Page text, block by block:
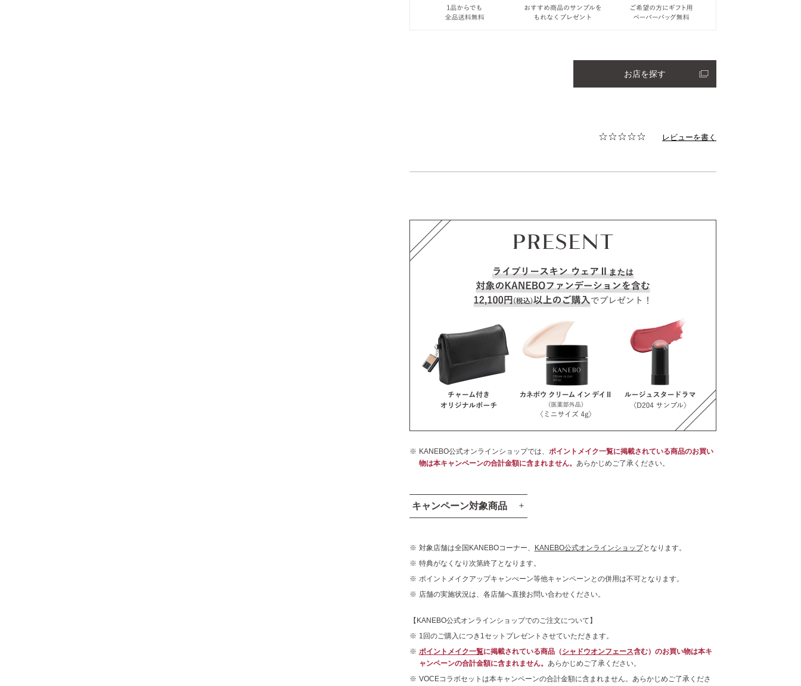
お店を探す
レビューを書く
KANEBO公式オンラインショップでは、 ポイントメイク一覧に掲載されている商品のお買い
物は本キャンペーンの合計金額に含まれません。 あらかじめご了承ください。
キャンペーン対象商品
ライブリースキン
ウェアⅡ
全10色 各30g
各 12,100円 (税込)
コンフォートスキン
ウェア
全8色 各30mL
各 6,930円 (税込)
対象店舗は全国KANEBOコーナー、 KANEBO公式オンラインショップとなります。
特典がなくなり次第終了となります。
ポイントメイクアップキャンぺーン等他キャンペーンとの併用は不可となります。
店舗の実施状況は、各店舗へ直接お問い合わせください。
【KANEBO公式オンラインショップでのご注文について】
1回のご購入につき1セットプレゼントさせていただきます。
ポイントメイク一覧に掲載されている商品（シャドウオンフェース含む）のお買い物は本キ
ャンペーンの合計金額に含まれません。 あらかじめご了承ください。
VOCEコラボセットは本キャンペーンの合計金額に含まれません。あらかじめご了承くださ